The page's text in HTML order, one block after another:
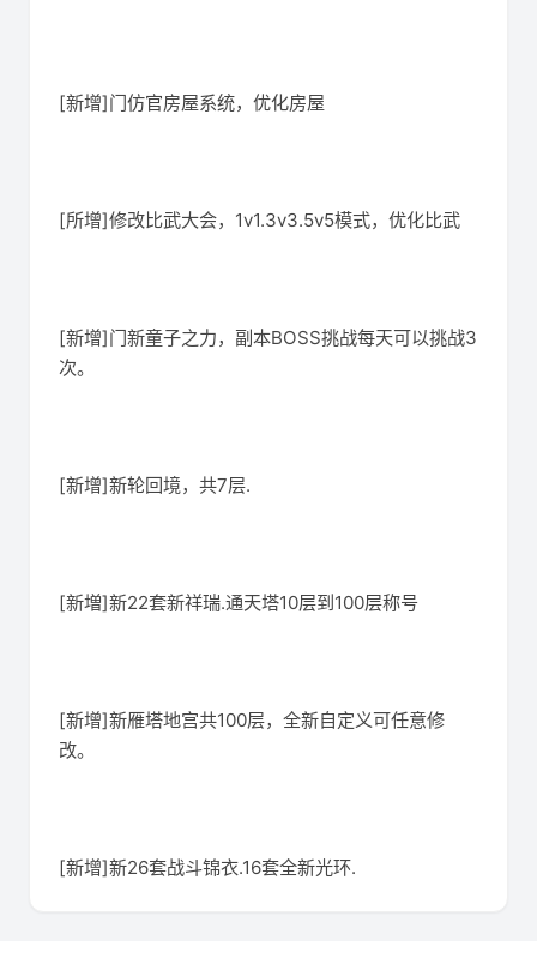
[新增]门仿官房屋系统，优化房屋
[所增]修改比武大会，1v1.3v3.5v5模式，优化比武
[新增]门新童子之力，副本BOSS挑战每天可以挑战3
次。
[新增]新轮回境，共7层.
[新増]新22套新祥瑞.通天塔10层到100层称号
[新增]新雁塔地宫共100层，全新自定义可任意修
改。
[新增]新26套战斗锦衣.16套全新光环.